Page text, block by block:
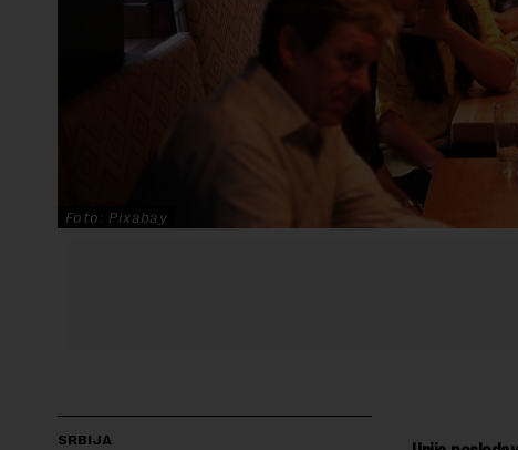
Foto: Pixabay
SRBIJA